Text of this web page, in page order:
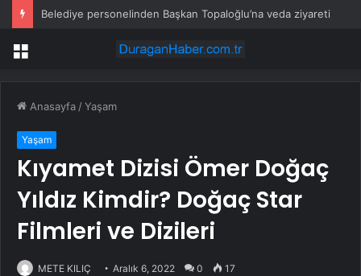
Belediye personelinden Başkan Topaloğlu’na veda ziyareti
Menü
Anasayfa /Yaşam
Yaşam
Kıyamet Dizisi Ömer Doğaç
Yıldız Kimdir? Doğaç Star
Filmleri ve Dizileri
METE KILIÇ Aralık 6, 2022 0 17